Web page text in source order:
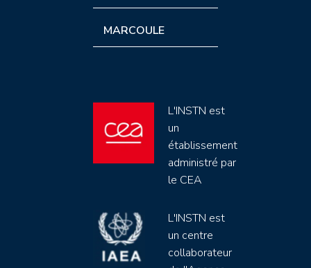
MARCOULE
L'INSTN est
un
établissement
administré par
le CEA
L'INSTN est
un centre
collaborateur